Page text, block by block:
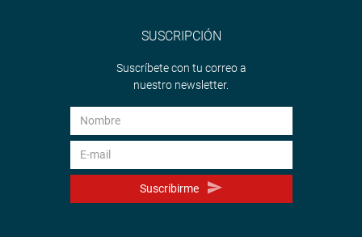
SUSCRIPCIÓN
Suscríbete con tu correo a
nuestro newsletter.
Suscribirme